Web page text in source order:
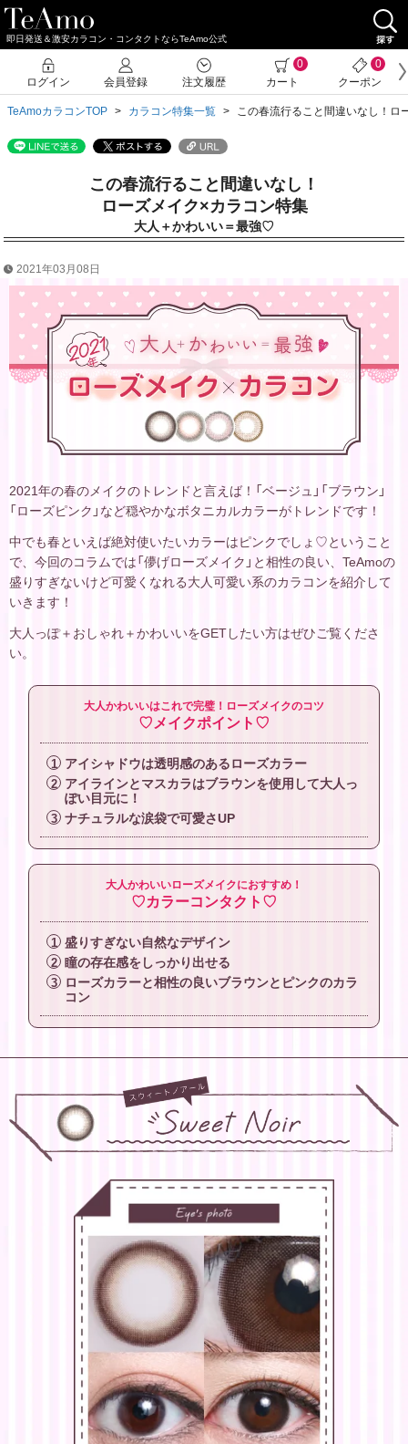
即日発送＆激安カラコン・コンタクトならTeAmo公式
TeAmoカラコンTOP カラコン特集一覧 この春流行ること間違いなし！ロ
この春流行ること間違いなし！
ローズメイク×カラコン特集
大人＋かわいい＝最強♡
2021年03月08日
2021年の春のメイクのトレンドと言えば！「ベージュ」「ブラウン」
「ローズピンク」など穏やかなボタニカルカラーがトレンドです！
中でも春といえば絶対使いたいカラーはピンクでしょ♡ということ
で、今回のコラムでは「儚げローズメイク」と相性の良い、TeAmoの
盛りすぎないけど可愛くなれる大人可愛い系のカラコンを紹介して
いきます！
大人っぽ＋おしゃれ＋かわいいをGETしたい方はぜひご覧くださ
い。
大人かわいいはこれで完璧！ローズメイクのコツ
♡メイクポイント♡
アイシャドウは透明感のあるローズカラー
アイラインとマスカラはブラウンを使用して大人っ
ぽい目元に！
ナチュラルな涙袋で可愛さUP
大人かわいいローズメイクにおすすめ！
♡カラーコンタクト♡
盛りすぎない自然なデザイン
瞳の存在感をしっかり出せる
ローズカラーと相性の良いブラウンとピンクのカラ
コン
ログイン 会員登録 注文履歴
0
カート
0
クーポン